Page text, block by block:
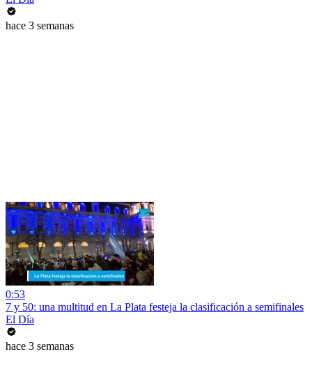
hace 3 semanas
0:53
7 y 50: una multitud en La Plata festeja la clasificación a semifinales
El Día
hace 3 semanas